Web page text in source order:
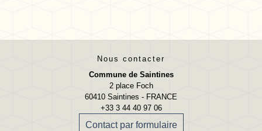
Nous contacter
Commune de Saintines
2 place Foch
60410 Saintines - FRANCE
+33 3 44 40 97 06
Contact par formulaire